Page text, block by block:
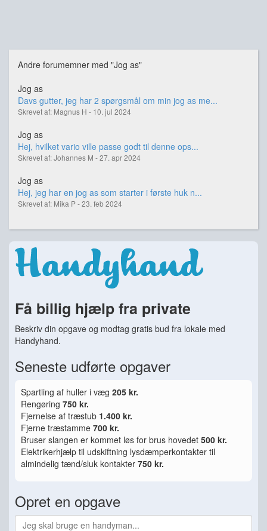
Andre forumemner med "Jog as"
Jog as
Davs gutter, jeg har 2 spørgsmål om min jog as me...
Skrevet af: Magnus H - 10. jul 2024
Jog as
Hej, hvilket vario ville passe godt til denne ops...
Skrevet af: Johannes M - 27. apr 2024
Jog as
Hej, jeg har en jog as som starter i første huk n...
Skrevet af: Mika P - 23. feb 2024
Få billig hjælp fra private
Beskriv din opgave og modtag gratis bud fra lokale med
Handyhand.
Seneste udførte opgaver
Spartling af huller i væg 205 kr.
Rengøring 750 kr.
Fjernelse af træstub 1.400 kr.
Fjerne træstamme 700 kr.
Bruser slangen er kommet løs for brus hovedet 500 kr.
Elektrikerhjælp til udskiftning lysdæmperkontakter til
almindelig tænd/sluk kontakter 750 kr.
Opret en opgave